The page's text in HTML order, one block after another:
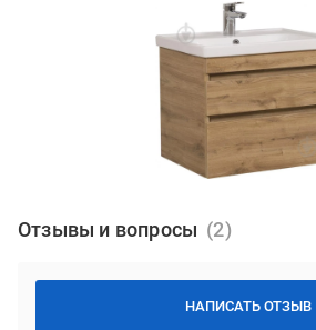
Отзывы и вопросы
НАПИСАТЬ ОТЗЫВ